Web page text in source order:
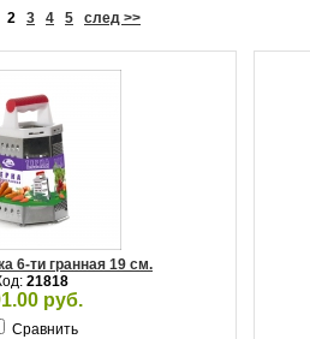
2 3 4 5 след >>
6-ти гранная 19 см.
21818
руб.
Сравнить